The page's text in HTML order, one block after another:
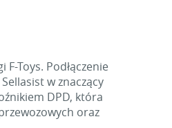
Toys. Podłączenie
w znaczący
DPD, która
oraz